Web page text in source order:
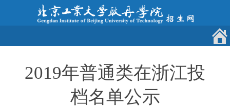
2019年普通类在浙江投
档名单公示